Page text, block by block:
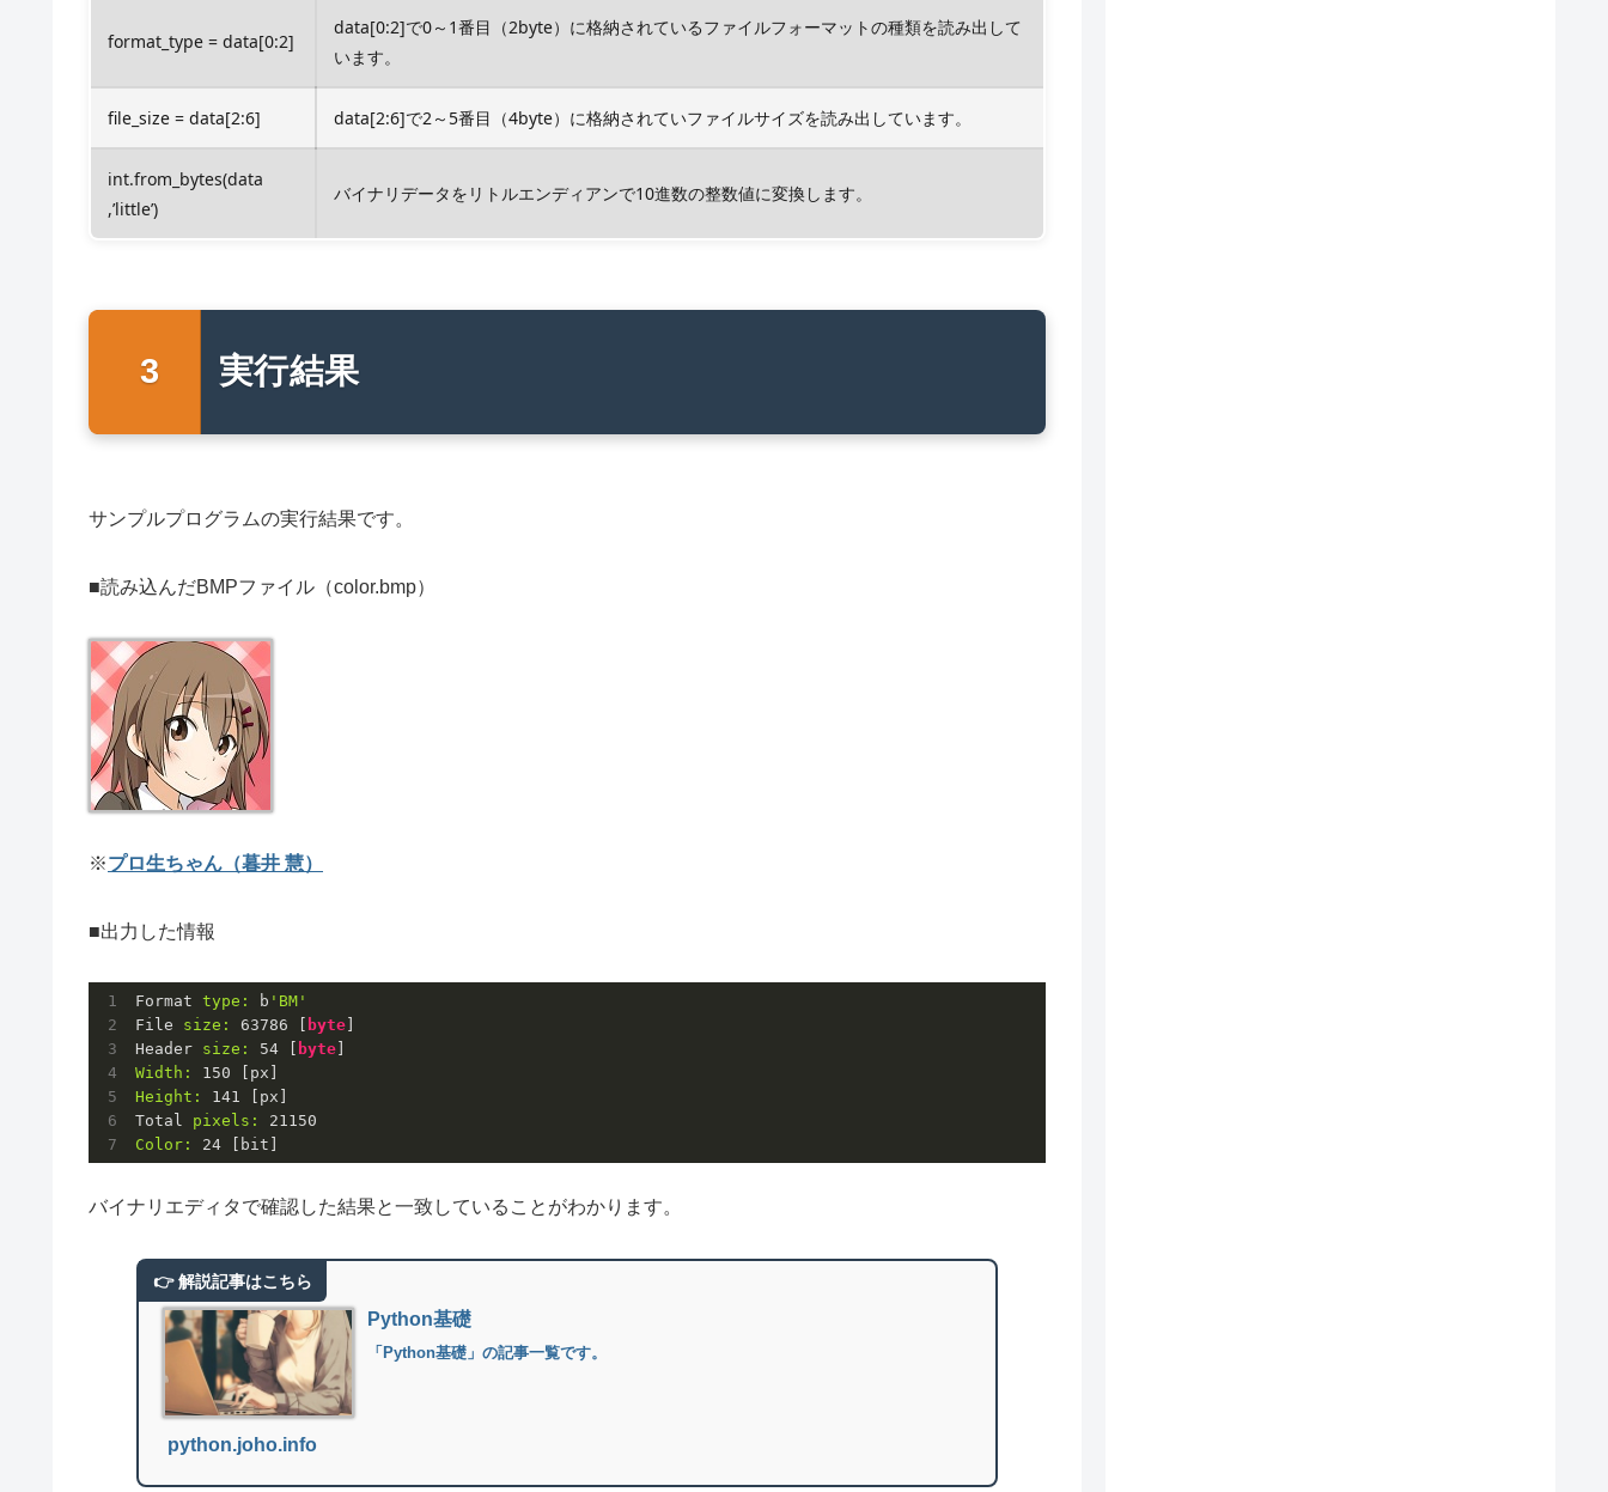
format_type = data[0:2]
data[0:2]で0～1番目（2byte）に格納されているファイルフォーマットの種類を読み出して
います。
file_size = data[2:6] data[2:6]で2～5番目（4byte）に格納されていファイルサイズを読み出しています。
int.from_bytes(data
,’little’)
バイナリデータをリトルエンディアンで10進数の整数値に変換します。
実行結果
サンプルプログラムの実行結果です。
■読み込んだBMPファイル（color.bmp）
※プロ生ちゃん（暮井 慧）
■出力した情報
Format type: b 'BM'
File size: 63786 [ byte]
Header size: 54 [ byte
Width:
150
Height:
141
[px]
Total pixels:
21150
Color:
24
バイナリエディタで確認した結果と一致していることがわかります。
Python基礎
「Python基礎」の記事一覧です。
python.joho.info